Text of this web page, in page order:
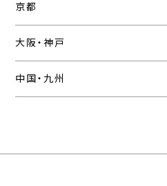
京都
大阪・神戸
中国・九州